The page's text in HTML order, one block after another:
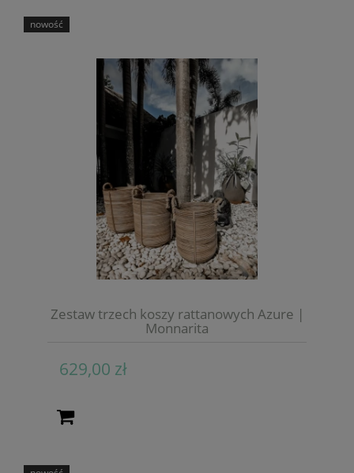
Zestaw trzech koszy rattanowych Azure |
Monnarita
629,00 zł
nowość